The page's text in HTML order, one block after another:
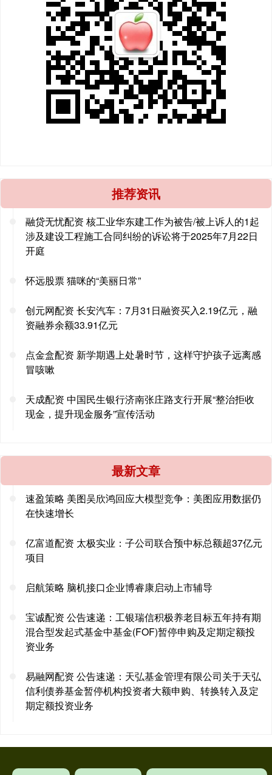
推荐资讯
融贷无忧配资 核工业华东建工作为被告/被上诉人的1起
涉及建设工程施工合同纠纷的诉讼将于2025年7月22日
开庭
怀远股票 猫咪的“美丽日常”
创元网配资 长安汽车：7月31日融资买入2.19亿元，融
资融券余额33.91亿元
点金盒配资 新学期遇上处暑时节，这样守护孩子远离感
冒咳嗽
天成配资 中国民生银行济南张庄路支行开展“整治拒收
现金，提升现金服务”宣传活动
最新文章
速盈策略 美图吴欣鸿回应大模型竞争：美图应用数据仍
在快速增长
亿富道配资 太极实业：子公司联合预中标总额超37亿元
项目
启航策略 脑机接口企业博睿康启动上市辅导
宝诚配资 公告速递：工银瑞信积极养老目标五年持有期
混合型发起式基金中基金(FOF)暂停申购及定期定额投
资业务
易融网配资 公告速递：天弘基金管理有限公司关于天弘
信利债券基金暂停机构投资者大额申购、转换转入及定
期定额投资业务